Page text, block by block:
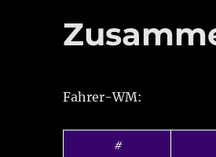
Fahrer-WM:
#